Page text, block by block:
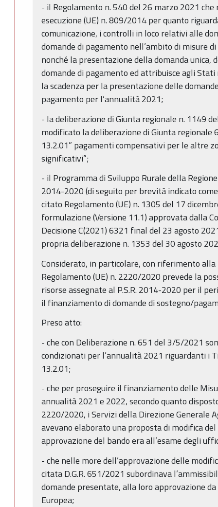
- il Regolamento n. 540 del 26 marzo 2021
esecuzione (UE) n. 809/2014 per quanto
comunicazione, i controlli in loco relativi alle
domande di pagamento nell’ambito di misure
nonché la presentazione della domanda unica,
domande di pagamento ed attribuisce agli
la scadenza per la presentazione delle
pagamento per l’annualità 2021;
- la deliberazione di Giunta regionale n. 1149
modificato la deliberazione di Giunta
13.2.01” pagamenti compensativi per le altre
significativi”;
- il Programma di Sviluppo Rurale della
2014-2020 (di seguito per brevità indicato
citato Regolamento (UE) n. 1305 del 17
formulazione (Versione 11.1) approvata dalla
Decisione C(2021) 6321 final del 23 agosto
propria deliberazione n. 1353 del 30 agosto
Considerato, in particolare, con riferimento
Regolamento (UE) n. 2220/2020 prevede la
risorse assegnate al P.S.R. 2014-2020 per il
il finanziamento di domande di sostegno/
Preso atto:
- che con Deliberazione n. 651 del 3/5/2021
condizionati per l’annualità 2021 riguardanti i
13.2.01;
- che per proseguire il finanziamento delle
annualità 2021 e 2022, secondo quanto
2220/2020, i Servizi della Direzione Generale
avevano elaborato una proposta di modifica
approvazione del bando era all’esame degli
- che nelle more dell’approvazione delle
citata D.G.R. 651/2021 subordinava
domande presentate, alla loro approvazione
Europea;